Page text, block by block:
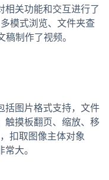
相关功能和交互进行了
模式浏览、文件夹查
制作了视频。
括图片格式支持，文件
触摸板翻页、缩放、移
扣取图像主体对象
大。